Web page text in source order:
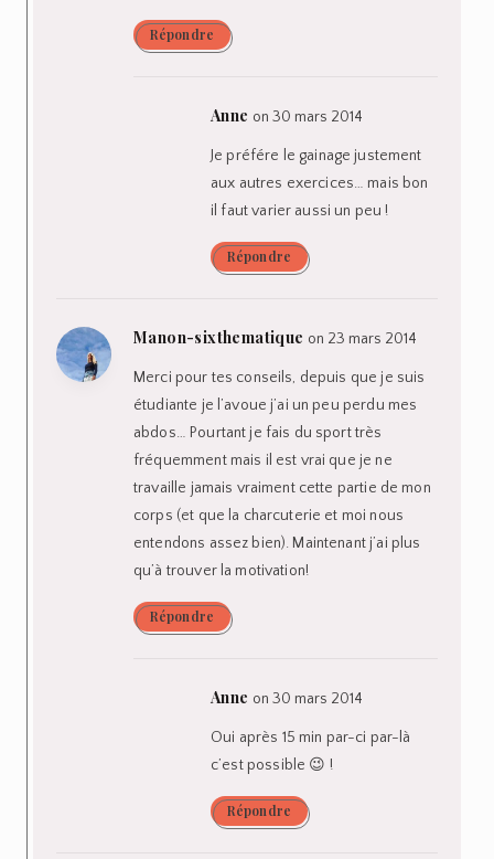
Répondre
Anne on 30 mars 2014
Je préfére le gainage justement
aux autres exercices… mais bon
il faut varier aussi un peu !
Répondre
Manon-sixthematique on 23 mars 2014
Merci pour tes conseils, depuis que je suis
étudiante je l’avoue j’ai un peu perdu mes
abdos… Pourtant je fais du sport très
fréquemment mais il est vrai que je ne
travaille jamais vraiment cette partie de mon
corps (et que la charcuterie et moi nous
entendons assez bien). Maintenant j’ai plus
qu’à trouver la motivation!
Répondre
Anne on 30 mars 2014
Oui après 15 min par-ci par-là
c’est possible 😉 !
Répondre